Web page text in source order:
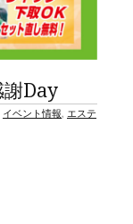
Day
イベント情報, エステ